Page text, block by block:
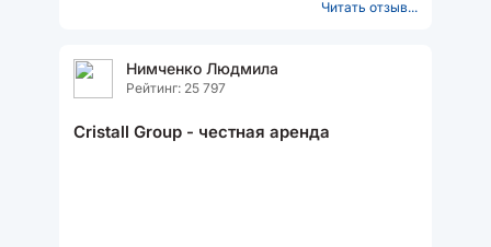
Читать отзыв...
Нимченко Людмила
Рейтинг: 25 797
Cristall Group - честная аренда